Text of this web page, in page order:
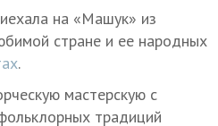
на «Машук» из
стране и ее народных
.
мастерскую с
традиций